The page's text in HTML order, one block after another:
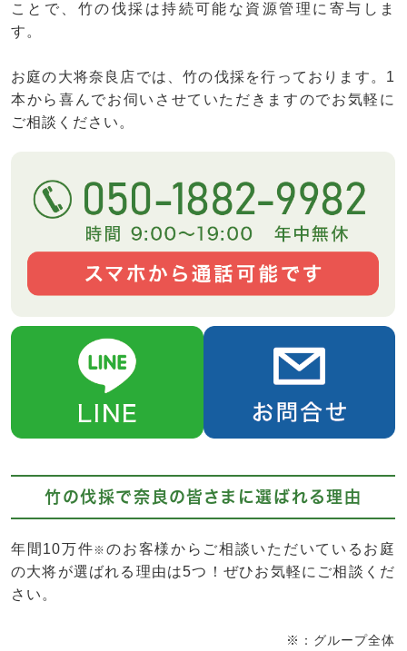
ことで、竹の伐採は持続可能な資源管理に寄与しま
す。
お庭の大将奈良店では、竹の伐採を行っております。1
本から喜んでお伺いさせていただきますのでお気軽に
ご相談ください。
竹の伐採で奈良の皆さまに選ばれる理由
年間10万件※のお客様からご相談いただいているお庭
の大将が選ばれる理由は5つ！ぜひお気軽にご相談くだ
さい。
※：グループ全体